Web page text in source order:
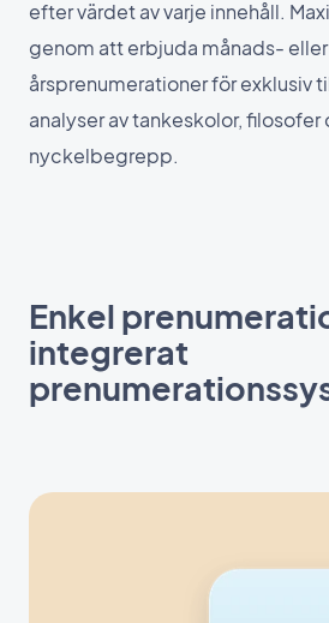
efter värdet av varje innehåll.
genom att erbjuda månads- eller
årsprenumerationer för exklusiv
analyser av tankeskolor, filosofer
nyckelbegrepp.
Enkel
integrerat